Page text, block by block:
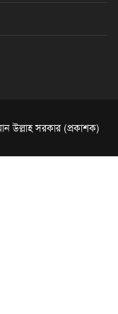
উল্লাহ সরকার (প্রকাশক)